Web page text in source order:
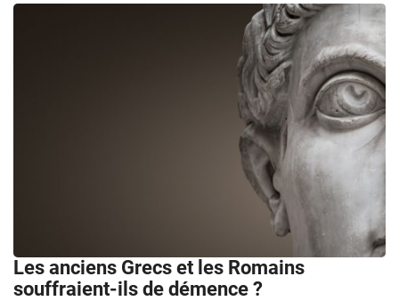
Les anciens Grecs et les Romains
souffraient-ils de démence ?